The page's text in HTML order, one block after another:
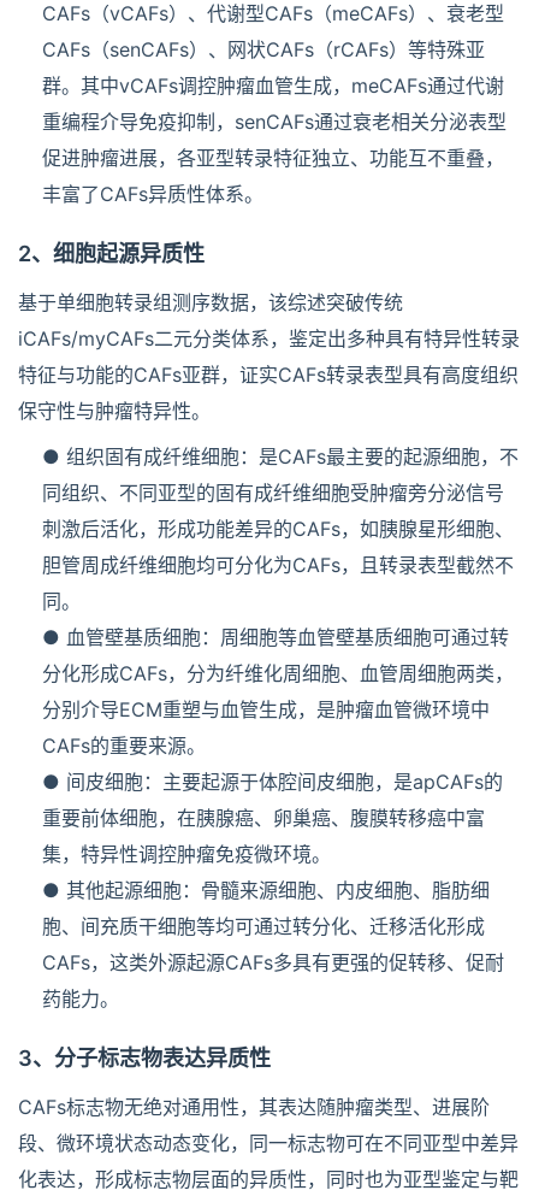
CAFs（vCAFs）、代谢型CAFs（meCAFs）、衰老型
CAFs（senCAFs）、网状CAFs（rCAFs）等特殊亚
群。其中vCAFs调控肿瘤血管生成，meCAFs通过代谢
重编程介导免疫抑制，senCAFs通过衰老相关分泌表型
促进肿瘤进展，各亚型转录特征独立、功能互不重叠，
丰富了CAFs异质性体系。
2、细胞起源异质性
基于单细胞转录组测序数据，该综述突破传统
iCAFs/myCAFs二元分类体系，鉴定出多种具有特异性转录
特征与功能的CAFs亚群，证实CAFs转录表型具有高度组织
保守性与肿瘤特异性。
● 组织固有成纤维细胞：是CAFs最主要的起源细胞，不
同组织、不同亚型的固有成纤维细胞受肿瘤旁分泌信号
刺激后活化，形成功能差异的CAFs，如胰腺星形细胞、
胆管周成纤维细胞均可分化为CAFs，且转录表型截然不
同。
● 血管壁基质细胞：周细胞等血管壁基质细胞可通过转
分化形成CAFs，分为纤维化周细胞、血管周细胞两类，
分别介导ECM重塑与血管生成，是肿瘤血管微环境中
CAFs的重要来源。
● 间皮细胞：主要起源于体腔间皮细胞，是apCAFs的
重要前体细胞，在胰腺癌、卵巢癌、腹膜转移癌中富
集，特异性调控肿瘤免疫微环境。
● 其他起源细胞：骨髓来源细胞、内皮细胞、脂肪细
胞、间充质干细胞等均可通过转分化、迁移活化形成
CAFs，这类外源起源CAFs多具有更强的促转移、促耐
药能力。
3、分子标志物表达异质性
CAFs标志物无绝对通用性，其表达随肿瘤类型、进展阶
段、微环境状态动态变化，同一标志物可在不同亚型中差异
化表达，形成标志物层面的异质性，同时也为亚型鉴定与靶